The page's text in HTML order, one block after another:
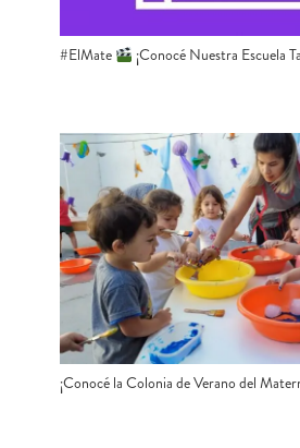
#ElMate ¡Conocé Nuestra Escuela
¡Conocé la Colonia de Verano del